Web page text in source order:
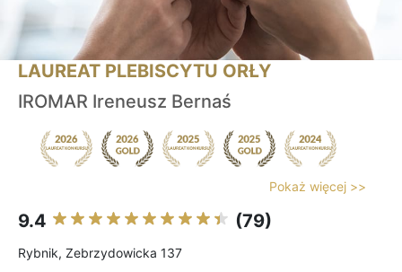
LAUREAT PLEBISCYTU ORŁY
IROMAR Ireneusz Bernaś
Pokaż więcej >>
9.4 (79)
Rybnik, Zebrzydowicka 137